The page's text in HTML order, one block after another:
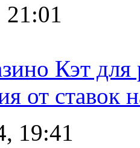
21:01
Кэт для
от ставок
19:41